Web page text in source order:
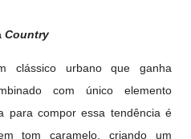
Country
clássico urbano que ganha
com único elemento
para compor essa tendência é
tom caramelo, criando um